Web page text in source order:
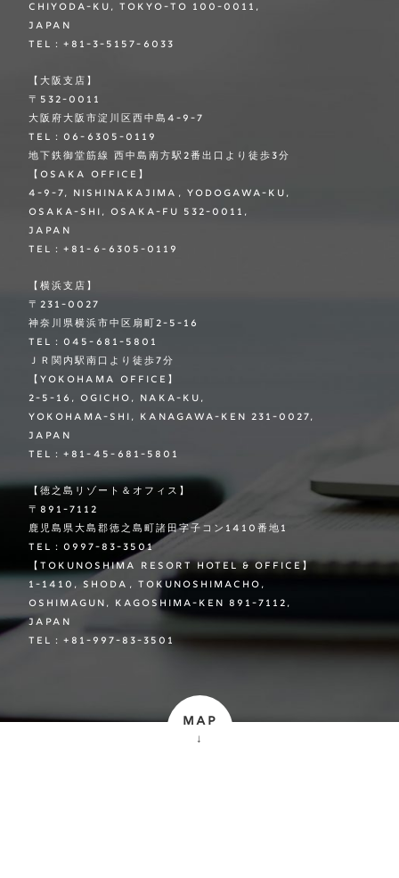
Chiyoda-ku, Tokyo-to 100-0011,
Japan
TEL：+81-3-5157-6033
【大阪支店】
〒532-0011
大阪府大阪市淀川区西中島4-9-7
TEL：06-6305-0119
地下鉄御堂筋線 西中島南方駅2番出口より徒歩3分
【OSAKA OFFICE】
4-9-7, Nishinakajima, Yodogawa-ku,
Osaka-shi, Osaka-fu 532-0011,
Japan
TEL：+81-6-6305-0119
【横浜支店】
〒231-0027
神奈川県横浜市中区扇町2-5-16
TEL：045-681-5801
ＪＲ関内駅南口より徒歩7分
【YOKOHAMA OFFICE】
2-5-16, Ogicho, Naka-ku,
Yokohama-shi, Kanagawa-ken 231-0027,
Japan
TEL：+81-45-681-5801
【徳之島リゾート＆オフィス】
〒891-7112
鹿児島県大島郡徳之島町諸田字子コン1410番地1
TEL：0997-83-3501
【TOKUNOSHIMA RESORT HOTEL & OFFICE】
1-1410, Shoda, Tokunoshimacho,
Oshimagun, Kagoshima-ken 891-7112,
Japan
TEL：+81-997-83-3501
MAP
↓